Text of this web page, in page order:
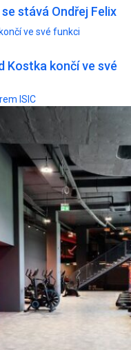
stává Ondřej Felix
ve své funkci
Kostka končí ve své
ISIC